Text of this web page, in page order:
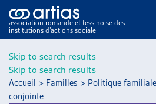
Skip to search results
Skip to search results
association romande et tessinoise des
institutions d’actions sociale
Accueil > Familles > Politique familiale
conjointe